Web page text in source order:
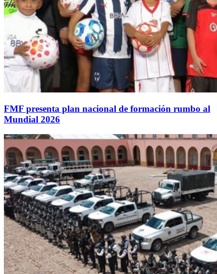
FMF presenta plan nacional de formación rumbo al
Mundial 2026